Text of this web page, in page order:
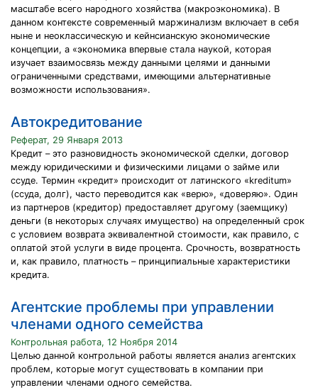
масштабе всего народного хозяйства (макроэкономика). В
данном контексте современный маржинализм включает в себя
ныне и неоклассическую и кейнсианскую экономические
концепции, а «экономика впервые стала наукой, которая
изучает взаимосвязь между данными целями и данными
ограниченными средствами, имеющими альтернативные
возможности использования».
Автокредитование
Реферат, 29 Января 2013
Кредит – это разновидность экономической сделки, договор
между юридическими и физическими лицами о займе или
ссуде. Термин «кредит» происходит от латинского «kreditum»
(ссуда, долг), часто переводится как «верю», «доверяю». Один
из партнеров (кредитор) предоставляет другому (заемщику)
деньги (в некоторых случаях имущество) на определенный срок
с условием возврата эквивалентной стоимости, как правило, с
оплатой этой услуги в виде процента. Срочность, возвратность
и, как правило, платность – принципиальные характеристики
кредита.
Агентские проблемы при управлении
членами одного семейства
Контрольная работа, 12 Ноября 2014
Целью данной контрольной работы является анализ агентских
проблем, которые могут существовать в компании при
управлении членами одного семейства.